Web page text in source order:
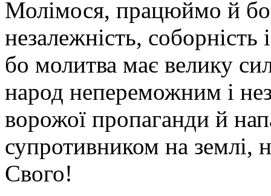
Молімося, працюймо й
незалежність, соборність
бо молитва має велику
народ непереможним і
ворожої пропаганди й
супротивником на землі,
Свого!